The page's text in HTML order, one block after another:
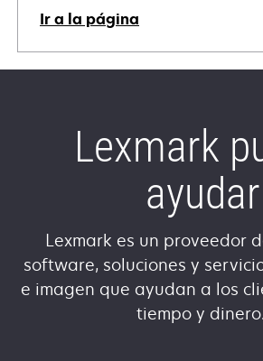
Ir a la página
Lexmark
ayudar
Lexmark es un proveedor
software, soluciones y
e imagen que ayudan a los
tiempo y dinero.